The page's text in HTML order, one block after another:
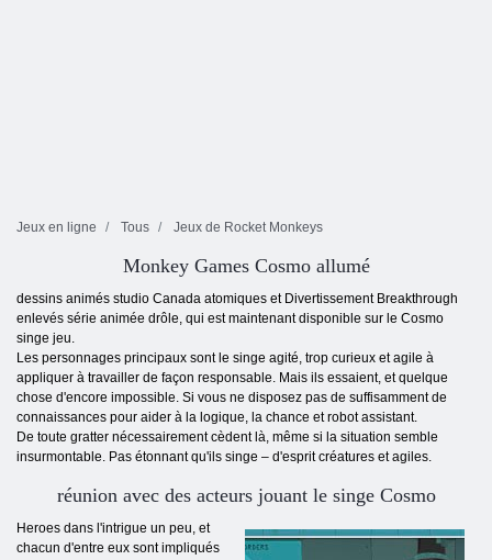
Jeux en ligne Tous Jeux de Rocket Monkeys
Monkey Games Cosmo allumé
dessins animés studio Canada atomiques et Divertissement Breakthrough
enlevés série animée drôle, qui est maintenant disponible sur le Cosmo
singe jeu.
Les personnages principaux sont le singe agité, trop curieux et agile à
appliquer à travailler de façon responsable. Mais ils essaient, et quelque
chose d'encore impossible. Si vous ne disposez pas de suffisamment de
connaissances pour aider à la logique, la chance et robot assistant.
De toute gratter nécessairement cèdent là, même si la situation semble
insurmontable. Pas étonnant qu'ils singe – d'esprit créatures et agiles.
réunion avec des acteurs jouant le singe Cosmo
Heroes dans l'intrigue un peu, et
chacun d'entre eux sont impliqués